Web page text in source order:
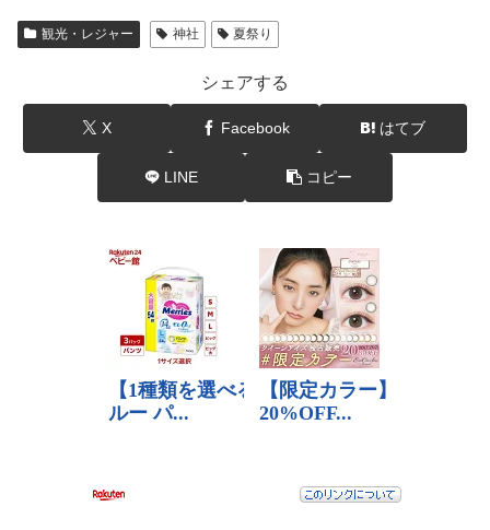
観光・レジャー 神社 夏祭り
シェアする
X Facebook はてブ
LINE コピー